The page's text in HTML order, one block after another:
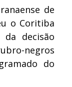
de
o Coritiba
decisão
negros
do